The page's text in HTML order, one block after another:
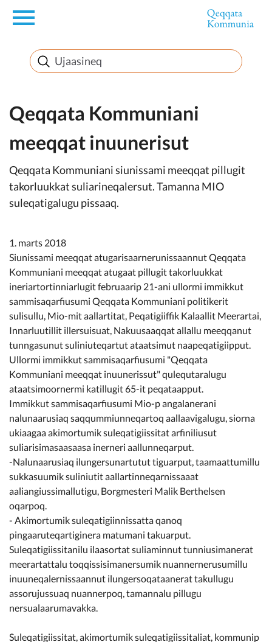
en
Innuttaasunut
Inuussutissarsiorneq
Politikki
Takornariat
Imminut sullinneq
Kommunimi pilersaarut
Kommune pillugu
Qeqqata Kommuniani
meeqqat inuunerisut
Qeqqata Kommuniani siunissami meeqqat pillugit
takorluukkat suliarineqalersut. Tamanna MIO
suleqatigalugu pissaaq.
1. marts 2018
Siunissami meeqqat atugarisaarnerunissaannut Qeqqata
Kommuniani meeqqat atugaat pillugit takorluukkat
ineriartortinniarlugit februaarip 21-ani ullormi immikkut
sammisaqarfiusumi Qeqqata Kommuniani politikerit
sulisullu, Mio-mit aallartitat, Peqatigiiffik Kalaallit Meerartai,
Innarluutillit illersuisuat, Nakuusaaqqat allallu meeqqanut
tunngasunut suliniuteqartut ataatsimut naapeqatigiipput.
Ullormi immikkut sammisaqarfiusumi "Qeqqata
Kommuniani meeqqat inuunerissut" qulequtaralugu
ataatsimoornermi katillugit 65-it peqataapput.
Immikkut sammisaqarfiusumi Mio-p angalanerani
nalunaarusiaq saqqummiunneqartoq aallaavigalugu, siorna
ukiaagaa akimortumik suleqatigiissitat arfiniliusut
suliarisimasaasaasa inerneri aallunneqarput.
-Nalunaarusiaq ilungersunartutut tiguarput, taamaattumillu
sukkasuumik suliniutit aallartinneqarnissaaat
aaliangiussimallutigu, Borgmesteri Malik Berthelsen
oqarpoq.
- Akimortumik suleqatigiinnissatta qanoq
pingaaruteqartiginera matumani takuarput.
Suleqatigiissitanilu ilaasortat suliaminnut tunniusimanerat
meerartattalu toqqissisimanersumik nuannernerusumillu
inuuneqalernissaannut ilungersoqataanerat takullugu
assorujussuaq nuannerpoq, tamannalu pillugu
nersualaarumavakka.
Suleqatigiissitat, akimortumik suleqatigiissitaliat, kommunip